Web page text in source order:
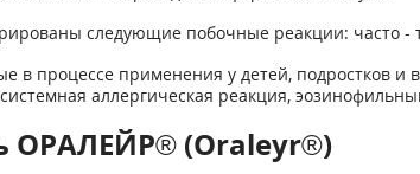
следующие побочные реакции: часто -
процессе применения у детей, подростков и
аллергическая реакция,
ОРАЛЕЙР® (Oraleyr®)